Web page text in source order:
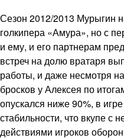
Сезон 2012/2013 Мурыгин
голкипера «Амура», но с
и ему, и его партнерам
встреч на долю вратаря
работы, и даже несмотря
бросков у Алексея по
опускался ниже 90%, в
стабильности, что вкупе
действиями игроков